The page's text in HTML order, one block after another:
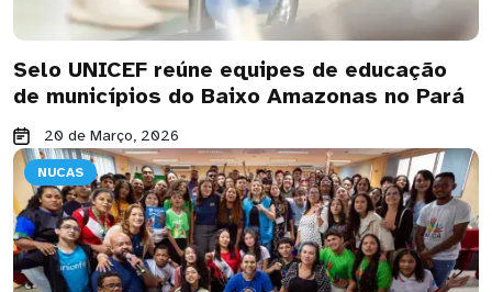
Selo UNICEF reúne equipes de educação
de municípios do Baixo Amazonas no Pará
20 de Março, 2026
NUCAS